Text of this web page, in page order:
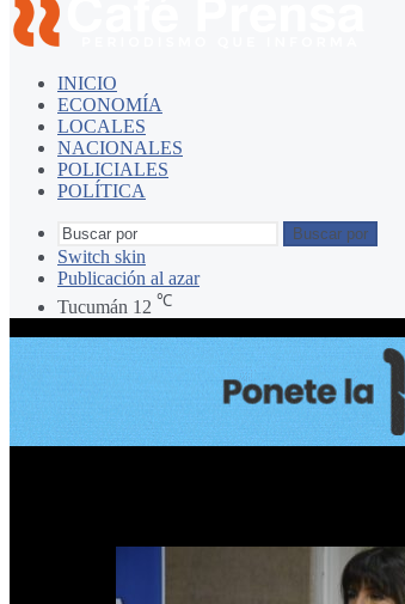
INICIO
ECONOMÍA
LOCALES
NACIONALES
POLICIALES
POLÍTICA
Buscar por
Switch skin
Publicación al azar
Tucumán 12 ℃